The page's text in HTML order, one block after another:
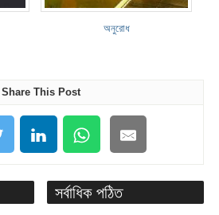
অনুরোধ
Share This Post
সর্বাধিক পঠিত